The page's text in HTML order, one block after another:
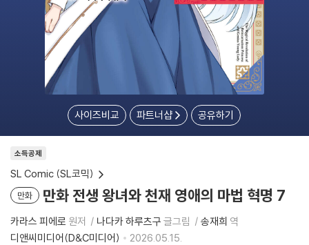
사이즈비교 파트너샵 공유하기
소득공제
SL Comic (SL코믹)
만화 만화 전생 왕녀와 천재 영애의 마법 혁명 7
카라스 피에로 원저 나다카 하루츠구 글그림 송재희 역
디앤씨미디어(D&C미디어)
2026.05.15.